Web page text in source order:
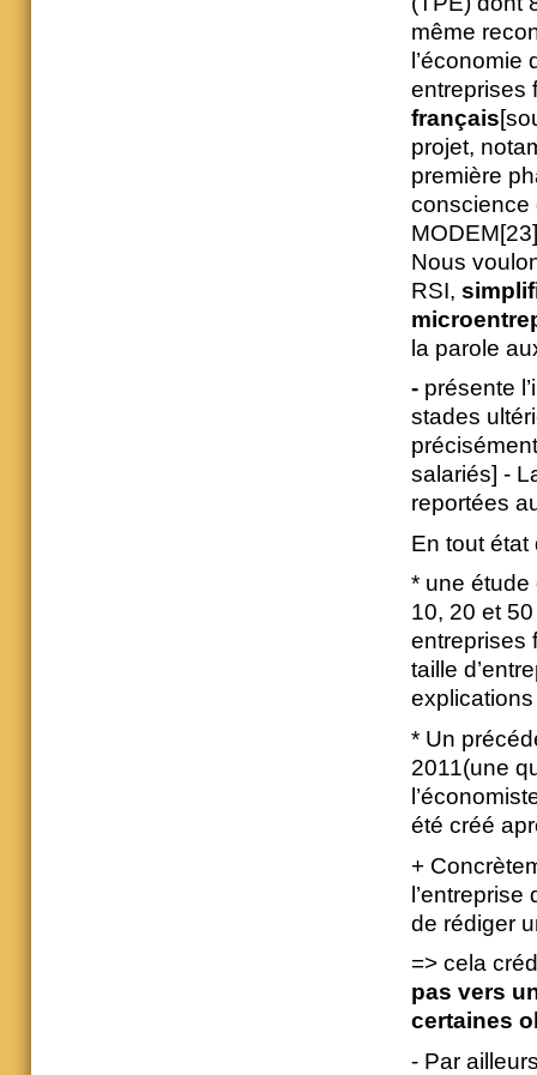
même
l’économie
entreprises
français
projet,
première
conscience
Nous
RSI,
la parole
- présente
stades
salariés] -
reportées
En tout état
* une étude
10, 20 et
entreprises
taille
* Un
2011(une
été créé
+
l’entreprise
de rédiger
=> cela
pas vers
certaines
- Par